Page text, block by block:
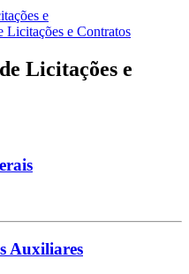
e
Licitações e Contratos
Licitações e
Auxiliares